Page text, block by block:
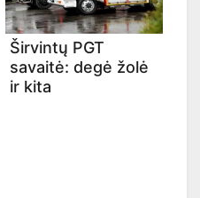
Širvintų PGT
savaitė: degė žolė
ir kita